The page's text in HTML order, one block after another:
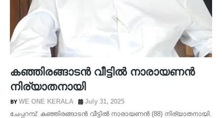
കഞ്ഞിരങ്ങാടൻ വീട്ടിൽ നാരായണൻ
നിര്യാതനായി
WE ONE KERALA
July 31, 2025
ചേപ്പറമ്പ്: കഞ്ഞിരങ്ങാടൻ വീട്ടിൽ നാരായണൻ (88) നിര്യാതനായി.